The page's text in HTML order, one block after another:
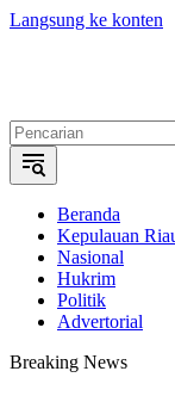
Langsung ke konten
Beranda
Kepulauan
Nasional
Hukrim
Politik
Advertorial
Breaking News